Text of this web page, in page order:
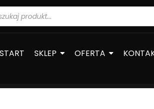
START SKLEP OFERTA